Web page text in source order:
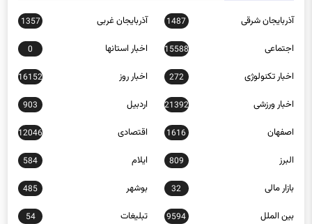
آذربایجان شرقی 1487 آذربایجان غربی 1357
اجتماعی 15588 اخبار استانها 0
اخبار تکنولوژی 272 اخبار روز 16152
اخبار ورزشی 21392 اردبیل 903
اصفهان 1616 اقتصادی 12046
البرز 809 ایلام 584
بازار مالی 32 بوشهر 485
بین الملل 9594 تبلیغات 54